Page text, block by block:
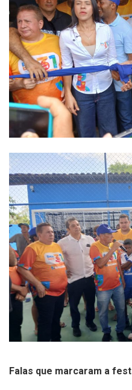
Falas que marcaram a